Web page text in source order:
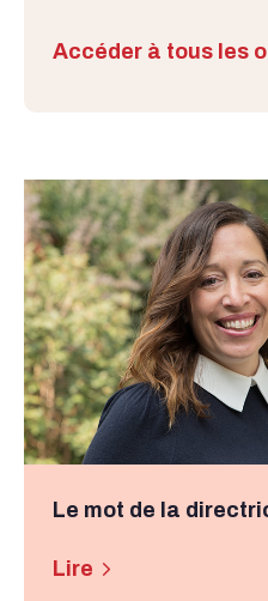
Accéder à tous les
Le mot de la
Lire